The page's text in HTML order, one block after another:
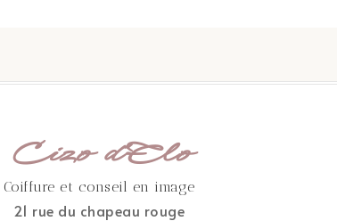
Cizo d'Elo
Coiffure et conseil en image
21 rue du chapeau rouge